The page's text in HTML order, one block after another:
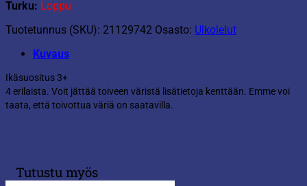
Turku: Loppu
Tuotetunnus (SKU): 21129742 Osasto: Ulkolelut
Kuvaus
Ikäsuositus 3+
4 erilaista. Voit jättää toiveen väristä lisätietoja kenttään. Emme voi
taata, että toivottua väriä on saatavilla.
Tutustu myös